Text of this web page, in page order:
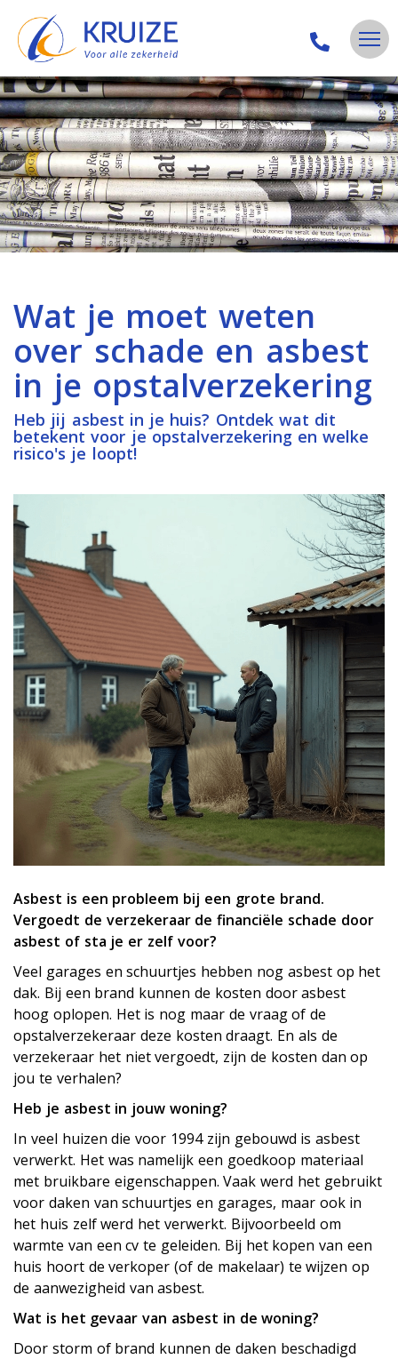
Wat je moet weten
over schade en asbest
in je opstalverzekering
Heb jij asbest in je huis? Ontdek wat dit
betekent voor je opstalverzekering en welke
risico's je loopt!
Asbest is een probleem bij een grote brand.
Vergoedt de verzekeraar de financiële schade door
asbest of sta je er zelf voor?
Veel garages en schuurtjes hebben nog asbest op het
dak. Bij een brand kunnen de kosten door asbest
hoog oplopen. Het is nog maar de vraag of de
opstalverzekeraar deze kosten draagt. En als de
verzekeraar het niet vergoedt, zijn de kosten dan op
jou te verhalen?
Heb je asbest in jouw woning?
In veel huizen die voor 1994 zijn gebouwd is asbest
verwerkt. Het was namelijk een goedkoop materiaal
met bruikbare eigenschappen. Vaak werd het gebruikt
voor daken van schuurtjes en garages, maar ook in
het huis zelf werd het verwerkt. Bijvoorbeeld om
warmte van een cv te geleiden. Bij het kopen van een
huis hoort de verkoper (of de makelaar) te wijzen op
de aanwezigheid van asbest.
Wat is het gevaar van asbest in de woning?
Door storm of brand kunnen de daken beschadigd